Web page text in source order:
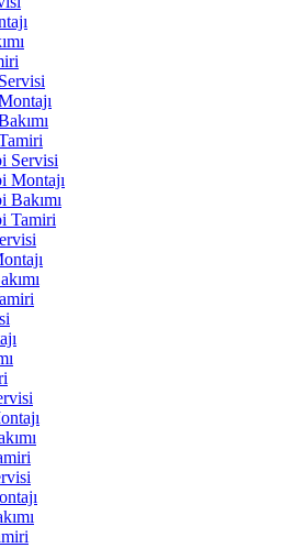
Servisi
Montajı
Tamiri